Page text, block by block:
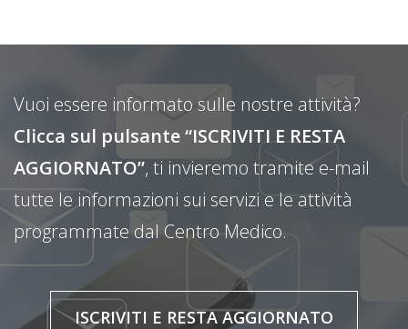
Vuoi essere informato sulle nostre attività?
Clicca sul pulsante “ISCRIVITI E RESTA
AGGIORNATO”, ti invieremo tramite e-mail
tutte le informazioni sui servizi e le attività
programmate dal Centro Medico.
ISCRIVITI E RESTA AGGIORNATO